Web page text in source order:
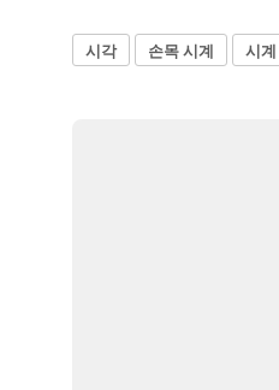
시각 손목 시계 시계